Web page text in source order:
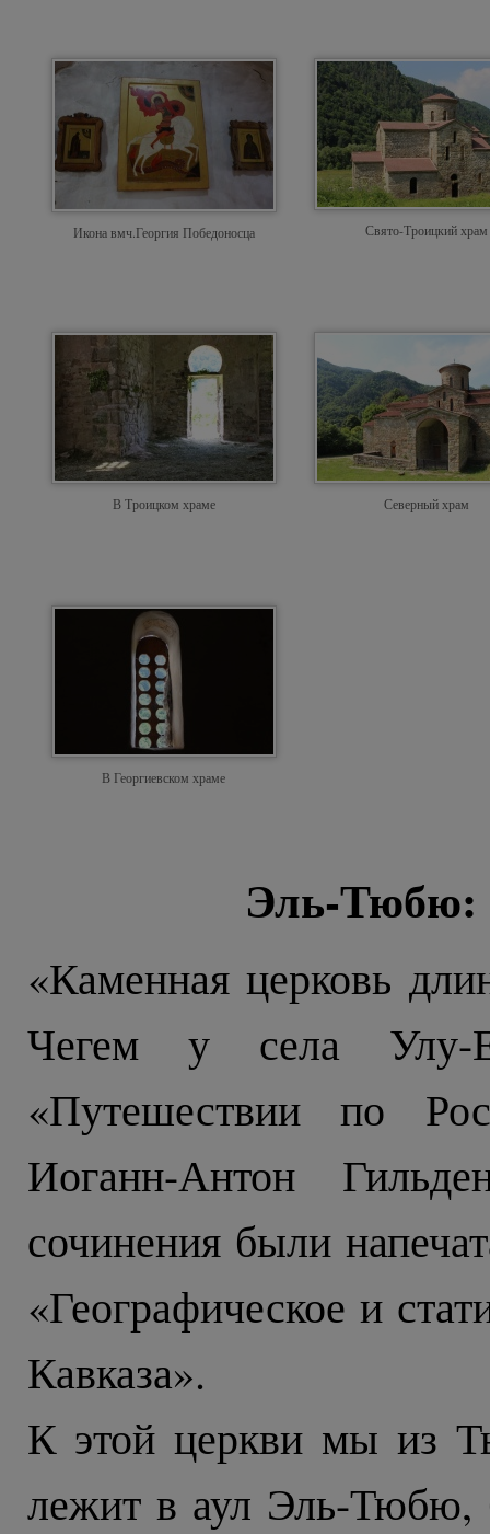
Икона вмч.Георгия Победоносца Свято-Троицкий храм
В Троицком храме Северный храм
В Георгиевском храме
Эль-Тюбю:
«Каменная церковь
Чегем у села
«Путешествии по
Иоганн-Антон
сочинения были
«Географическое и
Кавказа».
К этой церкви мы из
лежит в аул Эль-Тюбю,